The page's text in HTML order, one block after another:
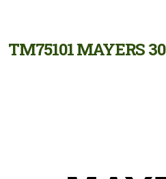
TM75101 MAYERS